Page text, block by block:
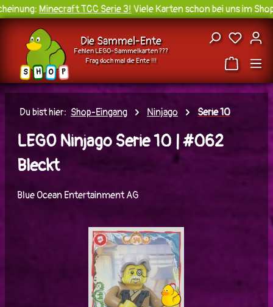
Zum Hauptinhalt springen
Minecraft TCC Serie 3!Viele Karten schon bei uns im
S H O P
Die Sammel-Ente
Fehlen LEGO-Sammelkarten ???
Frag doch mal die Ente !!!
Du
Du bist hier: Shop-Eingang Ninjago Serie 10
LEGO Ninjago Serie 10 | #062
Bleckt
Blue Ocean Entertainment AG
Bildergalerie überspringen